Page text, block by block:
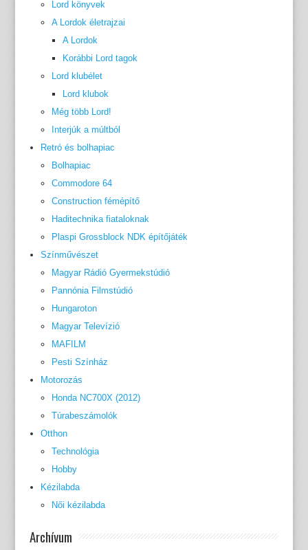
Lord könyvek
A Lordok életrajzai
A Lordok
Korábbi Lord tagok
Lord klubélet
Lord klubok
Még több Lord!
Interjúk a múltból
Retró és bolhapiac
Bolhapiac
Commodore 64
Construction fémépítő
Haditechnika fiataloknak
Plaspi Grossblock NDK építőjáték
Színművészet
Magyar Rádió Gyermekstúdió
Pannónia Filmstúdió
Hungaroton
Magyar Televízió
MAFILM
Pesti Színház
Motorozás
Honda NC700X (2012)
Túrabeszámolók
Otthon
Technológia
Hobby
Kézilabda
Női kézilabda
Archívum